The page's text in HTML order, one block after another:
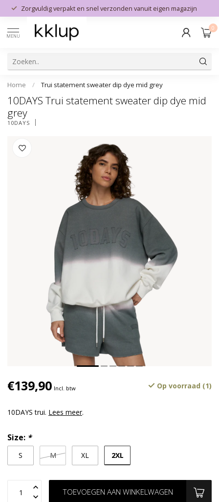
Zorgvuldig verpakt en snel verzonden vanuit eigen magazijn
MENU
0
Home / Trui statement sweater dip dye mid grey
10DAYS Trui statement sweater dip dye mid
grey
10DAYS
€139,90 Incl. btw Op voorraad (1)
10DAYS trui. Lees meer.
Size: *
S M XL 2XL
TOEVOEGEN AAN WINKELWAGEN